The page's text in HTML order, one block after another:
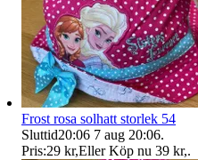
Frost rosa solhatt storlek 54
Sluttid20:06 7 aug 20:06.
Pris:29 kr,Eller Köp nu 39 kr,.